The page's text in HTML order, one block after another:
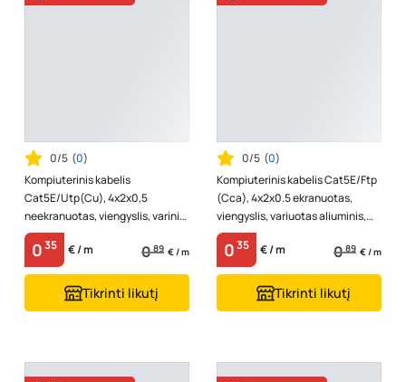
0/5 (0)
Kompiuterinis kabelis
Cat5E/Utp(Cu), 4x2x0,5
neekranuotas, viengyslis, varinis,
PE, juodos spalvos, lauko
sąlygoms
035 € / m 089 € / m
Tikrinti likutį
0/5 (0)
Kompiuterinis kabelis Cat5E/Ftp
(Cca), 4x2x0.5 ekranuotas,
viengyslis, variuotas aliuminis,
baltos spalvos
035 € / m 089 € / m
Tikrinti likutį